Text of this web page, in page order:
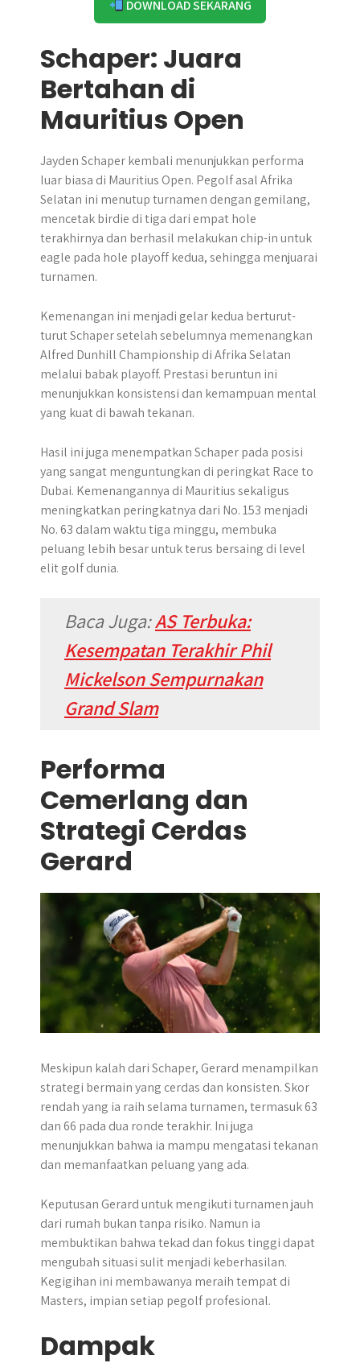
DOWNLOAD SEKARANG
Schaper: Juara
Bertahan di
Mauritius Open
Jayden Schaper kembali menunjukkan performa
luar biasa di Mauritius Open. Pegolf asal Afrika
Selatan ini menutup turnamen dengan gemilang,
mencetak birdie di tiga dari empat hole
terakhirnya dan berhasil melakukan chip-in untuk
eagle pada hole playoff kedua, sehingga menjuarai
turnamen.
Kemenangan ini menjadi gelar kedua berturut-
turut Schaper setelah sebelumnya memenangkan
Alfred Dunhill Championship di Afrika Selatan
melalui babak playoff. Prestasi beruntun ini
menunjukkan konsistensi dan kemampuan mental
yang kuat di bawah tekanan.
Hasil ini juga menempatkan Schaper pada posisi
yang sangat menguntungkan di peringkat Race to
Dubai. Kemenangannya di Mauritius sekaligus
meningkatkan peringkatnya dari No. 153 menjadi
No. 63 dalam waktu tiga minggu, membuka
peluang lebih besar untuk terus bersaing di level
elit golf dunia.
Baca Juga:AS Terbuka:
Kesempatan Terakhir Phil
Mickelson Sempurnakan
Grand Slam
Performa
Cemerlang dan
Strategi Cerdas
Gerard
Meskipun kalah dari Schaper, Gerard menampilkan
strategi bermain yang cerdas dan konsisten. Skor
rendah yang ia raih selama turnamen, termasuk 63
dan 66 pada dua ronde terakhir. Ini juga
menunjukkan bahwa ia mampu mengatasi tekanan
dan memanfaatkan peluang yang ada.
Keputusan Gerard untuk mengikuti turnamen jauh
dari rumah bukan tanpa risiko. Namun ia
membuktikan bahwa tekad dan fokus tinggi dapat
mengubah situasi sulit menjadi keberhasilan.
Kegigihan ini membawanya meraih tempat di
Masters, impian setiap pegolf profesional.
Dampak